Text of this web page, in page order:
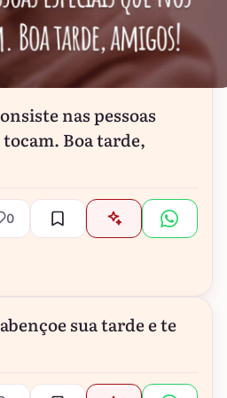
nas pessoas
Boa tarde,
0
sua tarde e te